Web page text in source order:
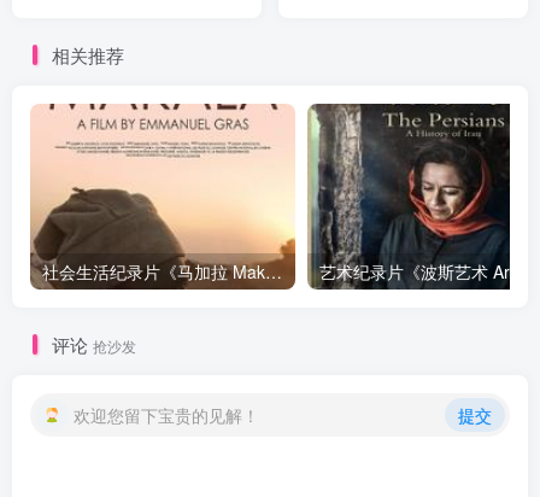
追い詰める》下载
相关推荐
社会生活纪录片《马加拉 Makala》下载
评论 抢沙发
欢迎您留下宝贵的见解！ 提交